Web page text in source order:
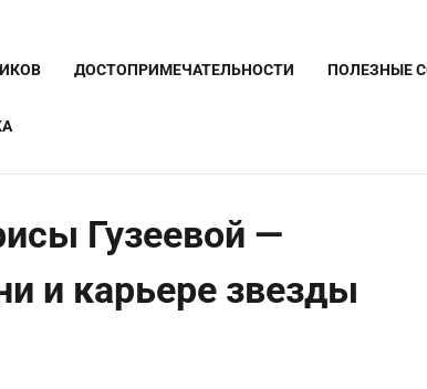
ДОСТОПРИМЕЧАТЕЛЬНОСТИ ПОЛЕЗНЫЕ
Гузеевой —
и карьере звезды